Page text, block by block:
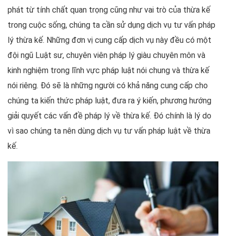
phát từ tính chất quan trọng cũng như vai trò của thừa kế
trong cuộc sống, chúng ta cần sử dụng dịch vụ tư vấn pháp
lý thừa kế. Những đơn vị cung cấp dịch vụ này đều có một
đội ngũ Luật sư, chuyên viên pháp lý giàu chuyên môn và
kinh nghiệm trong lĩnh vực pháp luật nói chung và thừa kế
nói riêng. Đó sẽ là những người có khả năng cung cấp cho
chúng ta kiến thức pháp luật, đưa ra ý kiến, phương hướng
giải quyết các vấn đề pháp lý về thừa kế. Đó chính là lý do
vì sao chúng ta nên dùng dịch vụ tư vấn pháp luật về thừa
kế.